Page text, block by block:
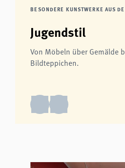
BESONDERE KUNSTWERKE AUS
Jugendstil
Von Möbeln über Gemälde
Bildteppichen.